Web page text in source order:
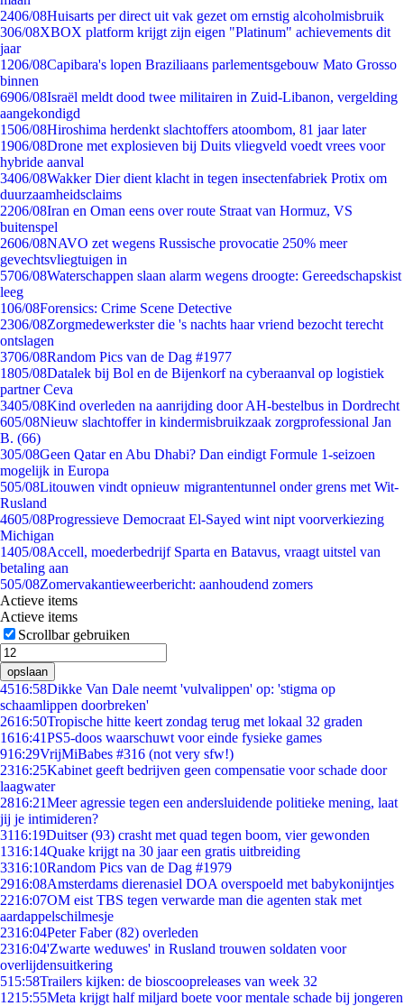
2406/08Huisarts per direct uit vak gezet om ernstig alcoholmisbruik
306/08XBOX platform krijgt zijn eigen "Platinum" achievements dit
jaar
1206/08Capibara's lopen Braziliaans parlementsgebouw Mato Grosso
binnen
6906/08Israël meldt dood twee militairen in Zuid-Libanon, vergelding
aangekondigd
1506/08Hiroshima herdenkt slachtoffers atoombom, 81 jaar later
1906/08Drone met explosieven bij Duits vliegveld voedt vrees voor
hybride aanval
3406/08Wakker Dier dient klacht in tegen insectenfabriek Protix om
duurzaamheidsclaims
2206/08Iran en Oman eens over route Straat van Hormuz, VS
buitenspel
2606/08NAVO zet wegens Russische provocatie 250% meer
gevechtsvliegtuigen in
5706/08Waterschappen slaan alarm wegens droogte: Gereedschapskist
leeg
106/08Forensics: Crime Scene Detective
2306/08Zorgmedewerkster die 's nachts haar vriend bezocht terecht
ontslagen
3706/08Random Pics van de Dag #1977
1805/08Datalek bij Bol en de Bijenkorf na cyberaanval op logistiek
partner Ceva
3405/08Kind overleden na aanrijding door AH-bestelbus in Dordrecht
605/08Nieuw slachtoffer in kindermisbruikzaak zorgprofessional Jan
B. (66)
305/08Geen Qatar en Abu Dhabi? Dan eindigt Formule 1-seizoen
mogelijk in Europa
505/08Litouwen vindt opnieuw migrantentunnel onder grens met Wit-
Rusland
4605/08Progressieve Democraat El-Sayed wint nipt voorverkiezing
Michigan
1405/08Accell, moederbedrijf Sparta en Batavus, vraagt uitstel van
betaling aan
505/08Zomervakantieweerbericht: aanhoudend zomers
Actieve items
Actieve items
Scrollbar gebruiken
opslaan
4516:58Dikke Van Dale neemt 'vulvalippen' op: 'stigma op
schaamlippen doorbreken'
2616:50Tropische hitte keert zondag terug met lokaal 32 graden
1616:41PS5-doos waarschuwt voor einde fysieke games
916:29VrijMiBabes #316 (not very sfw!)
2316:25Kabinet geeft bedrijven geen compensatie voor schade door
laagwater
2816:21Meer agressie tegen een andersluidende politieke mening, laat
jij je intimideren?
3116:19Duitser (93) crasht met quad tegen boom, vier gewonden
1316:14Quake krijgt na 30 jaar een gratis uitbreiding
3316:10Random Pics van de Dag #1979
2916:08Amsterdams dierenasiel DOA overspoeld met babykonijntjes
2216:07OM eist TBS tegen verwarde man die agenten stak met
aardappelschilmesje
2316:04Peter Faber (82) overleden
2316:04'Zwarte weduwes' in Rusland trouwen soldaten voor
overlijdensuitkering
515:58Trailers kijken: de bioscoopreleases van week 32
1215:55Meta krijgt half miljard boete voor mentale schade bij jongeren